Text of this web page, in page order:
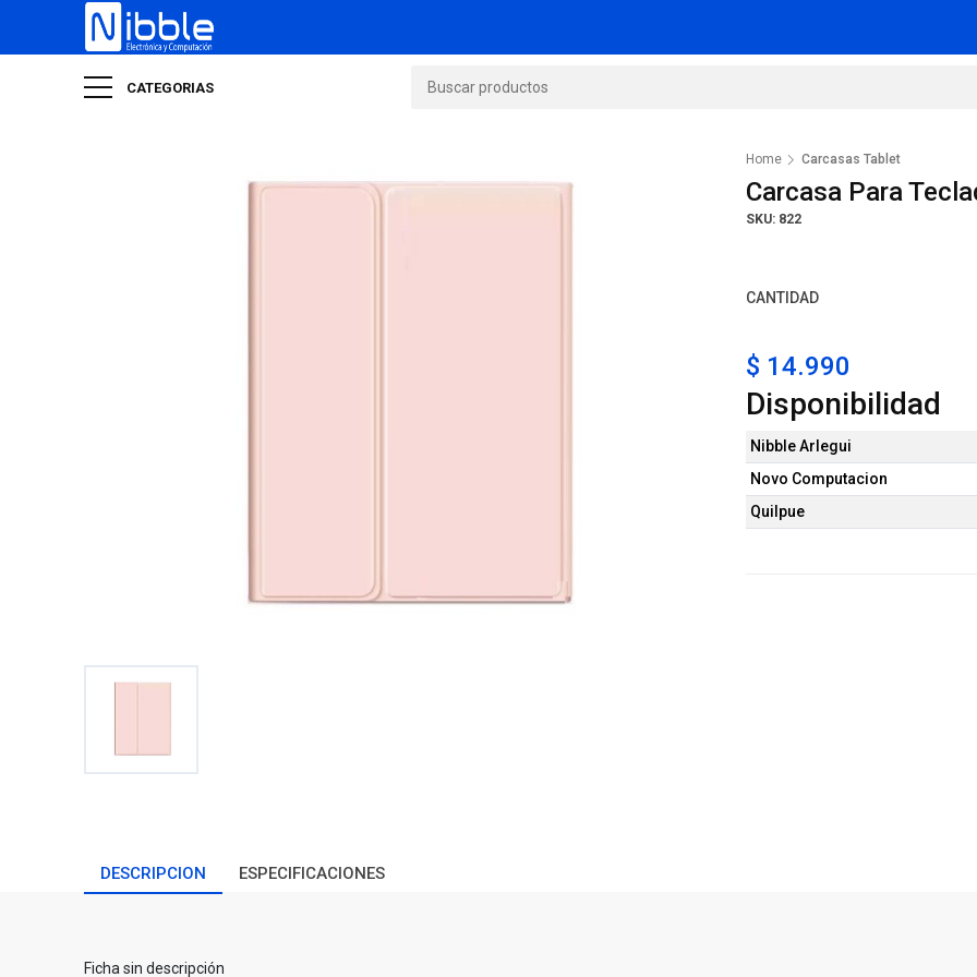
CATEGORIAS
Home Carcasas Tablet
Carcasa Para
SKU: 822
CANTIDAD
$ 14.990
Disponibilidad
Nibble Arlegui
Novo Computacion
Quilpue
DESCRIPCION ESPECIFICACIONES
Ficha sin descripción